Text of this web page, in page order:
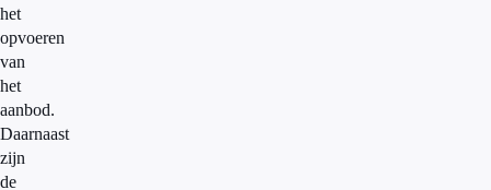
het
opvoeren
van
het
aanbod.
Daarnaast
zijn
de